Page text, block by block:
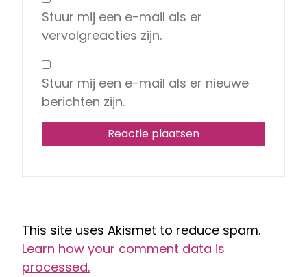
Stuur mij een e-mail als er
vervolgreacties zijn.
Stuur mij een e-mail als er nieuwe
berichten zijn.
This site uses Akismet to reduce spam.
Learn how your comment data is
processed.